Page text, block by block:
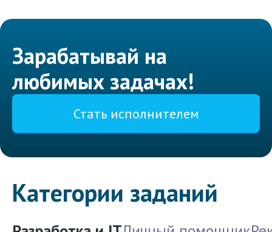
Зарабатывай на
любимых задачах!
Стать исполнителем
Категории заданий